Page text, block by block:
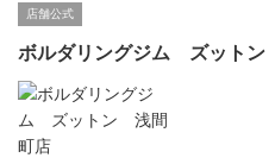
店舗公式
ボルダリングジム ズット